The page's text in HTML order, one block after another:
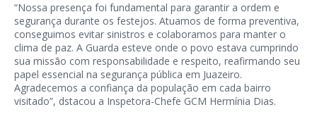
“Nossa presença foi fundamental para garantir a ordem e
segurança durante os festejos. Atuamos de forma preventiva,
conseguimos evitar sinistros e colaboramos para manter o
clima de paz. A Guarda esteve onde o povo estava cumprindo
sua missão com responsabilidade e respeito, reafirmando seu
papel essencial na segurança pública em Juazeiro.
Agradecemos a confiança da população em cada bairro
visitado”, dstacou a Inspetora-Chefe GCM Hermínia Dias.